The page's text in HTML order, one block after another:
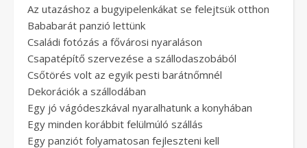
Az utazáshoz a bugyipelenkákat se felejtsük otthon
Bababarát panzió lettünk
Családi fotózás a fővárosi nyaraláson
Csapatépítő szervezése a szállodaszobából
Csőtörés volt az egyik pesti barátnőmnél
Dekorációk a szállodában
Egy jó vágódeszkával nyaralhatunk a konyhában
Egy minden korábbit felülmúló szállás
Egy panziót folyamatosan fejleszteni kell